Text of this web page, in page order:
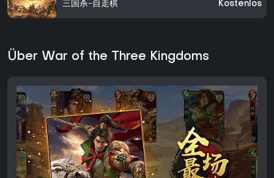
三国杀-自走棋 Kostenlos
Über War of the Three Kingdoms